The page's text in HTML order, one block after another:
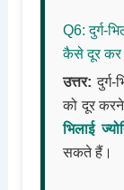
Q6: दुर्ग-
कैसे दूर
उत्तर:
को दूर
भिलाई
सकते हैं।